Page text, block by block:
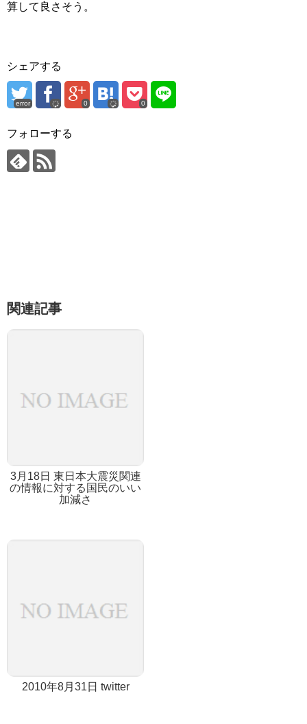
算して良さそう。
シェアする
error 0 0
フォローする
関連記事
3月18日 東日本大震災関連
の情報に対する国民のいい
加減さ
2010年8月31日 twitter